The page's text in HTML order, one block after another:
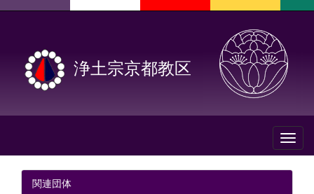
浄土宗京都教区
Toggle
関連団体